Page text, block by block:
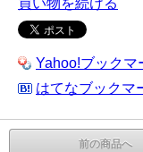
買い物を続ける
Yahoo!ブックマ
はてなブックマ
前の商品へ